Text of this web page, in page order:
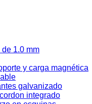
1.0 mm
y carga magnética
galvanizado
integrado